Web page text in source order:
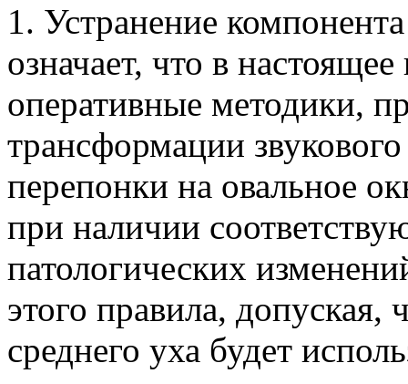
1. Устранение
означает, что в
оперативные методики,
трансформации
перепонки на овальное
при наличии
патологических
этого правила, допуская,
среднего уха будет